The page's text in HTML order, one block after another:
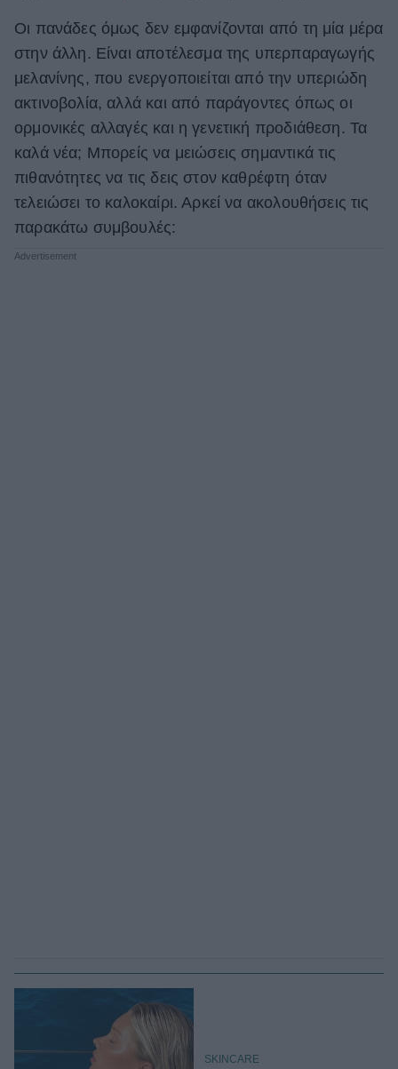
Women's Forum
Hautes Grecians
Γάμος
Market News
Οι πανάδες όμως δεν εμφανίζονται από τη μία μέρα
στην άλλη. Είναι αποτέλεσμα της υπερπαραγωγής
μελανίνης, που ενεργοποιείται από την υπεριώδη
ακτινοβολία, αλλά και από παράγοντες όπως οι
ορμονικές αλλαγές και η γενετική προδιάθεση. Τα
καλά νέα; Μπορείς να μειώσεις σημαντικά τις
πιθανότητες να τις δεις στον καθρέφτη όταν
τελειώσει το καλοκαίρι. Αρκεί να ακολουθήσεις τις
παρακάτω συμβουλές:
SKINCARE